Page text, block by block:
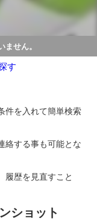
せん。
す
件を入れて簡単検索
絡する事も可能とな
履歴を見直すこと
ショット